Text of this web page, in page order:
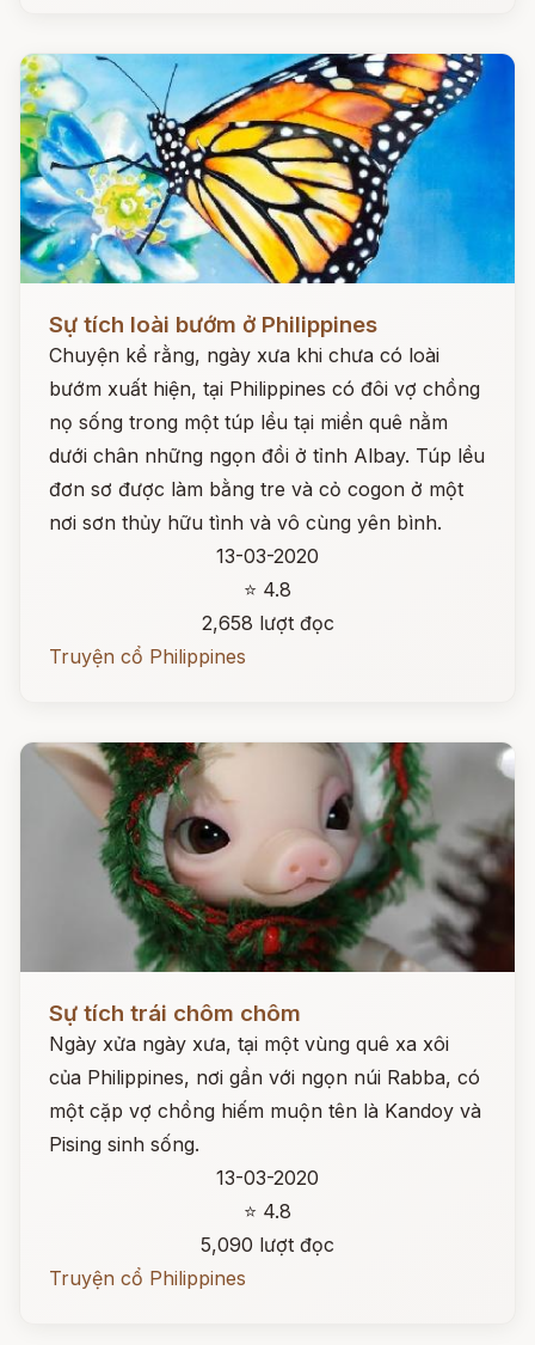
Sự tích loài bướm ở Philippines
Chuyện kể rằng, ngày xưa khi chưa có loài
bướm xuất hiện, tại Philippines có đôi vợ chồng
nọ sống trong một túp lều tại miền quê nằm
dưới chân những ngọn đồi ở tỉnh Albay. Túp lều
đơn sơ được làm bằng tre và cỏ cogon ở một
nơi sơn thủy hữu tình và vô cùng yên bình.
13-03-2020
⭐ 4.8
2,658 lượt đọc
Truyện cổ Philippines
Sự tích trái chôm chôm
Ngày xửa ngày xưa, tại một vùng quê xa xôi
của Philippines, nơi gần với ngọn núi Rabba, có
một cặp vợ chồng hiếm muộn tên là Kandoy và
Pising sinh sống.
13-03-2020
⭐ 4.8
5,090 lượt đọc
Truyện cổ Philippines